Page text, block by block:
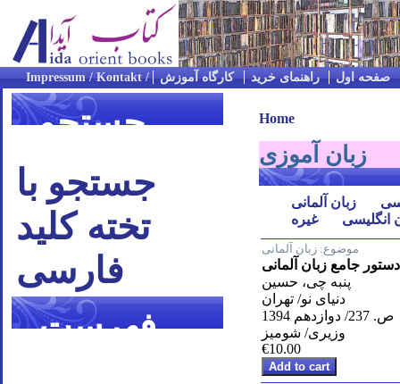
صفحه اول راهنمای خرید کارگاه آموزش
جستجو
جستجو با
تخته کلید
فارسی
فهرست
Home
زبان آموزی
زبان آلمانی
انگلیسی
غیره
موضوع: زبان آلمانی
دستور جامع زبان آلمانی
پنبه چی، حسین
دنیای نو/ تهران
ص. 237/ دوازدهم 1394
وزیری/ شومیز
€10.00